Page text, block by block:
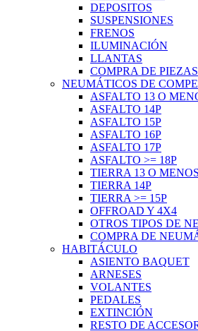
DEPOSITOS
SUSPENSIONES
FRENOS
ILUMINACIÓN
LLANTAS
COMPRA DE PIEZAS
NEUMÁTICOS DE
ASFALTO 13 O
ASFALTO 14P
ASFALTO 15P
ASFALTO 16P
ASFALTO 17P
ASFALTO >= 18P
TIERRA 13 O MENOS
TIERRA 14P
TIERRA >= 15P
OFFROAD Y 4X4
OTROS TIPOS DE
COMPRA DE
HABITÁCULO
ASIENTO BAQUET
ARNESES
VOLANTES
PEDALES
EXTINCIÓN
RESTO DE